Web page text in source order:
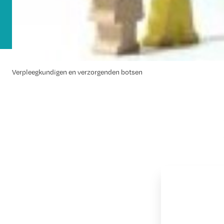
Verpleegkundigen en verzorgenden botsen